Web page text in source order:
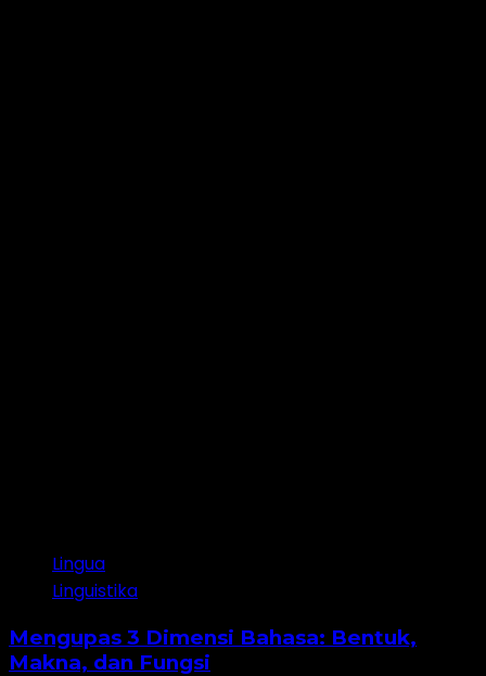
Lingua
Linguistika
Mengupas 3 Dimensi Bahasa: Bentuk,
Makna, dan Fungsi